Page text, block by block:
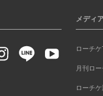
メディ
ローチ
月刊ロー
ローチケ